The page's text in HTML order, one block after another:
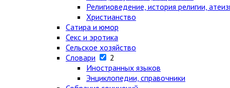
Религиоведение, история религии,
Христианство
Сатира и юмор
Секс и эротика
Сельское хозяйство
Словари
2
Иностранных языков
Энциклопедии, справочники